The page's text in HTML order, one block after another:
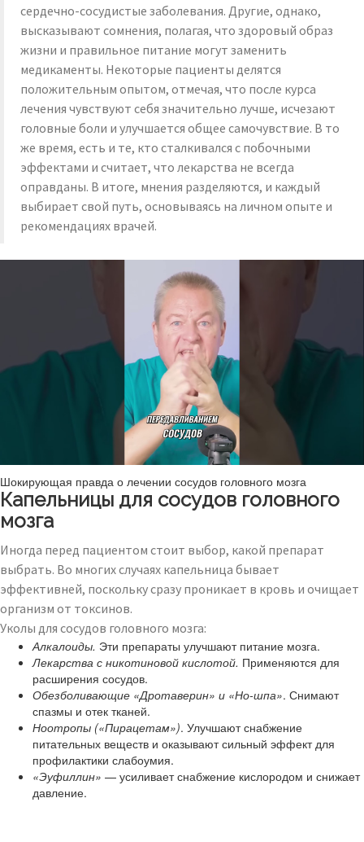
сердечно-сосудистые заболевания. Другие, однако,
высказывают сомнения, полагая, что здоровый образ
жизни и правильное питание могут заменить
медикаменты. Некоторые пациенты делятся
положительным опытом, отмечая, что после курса
лечения чувствуют себя значительно лучше, исчезают
головные боли и улучшается общее самочувствие. В то
же время, есть и те, кто сталкивался с побочными
эффектами и считает, что лекарства не всегда
оправданы. В итоге, мнения разделяются, и каждый
выбирает свой путь, основываясь на личном опыте и
рекомендациях врачей.
Шокирующая правда о лечении сосудов головного мозга
Капельницы для сосудов головного
мозга
Иногда перед пациентом стоит выбор, какой препарат
выбрать. Во многих случаях капельница бывает
эффективней, поскольку сразу проникает в кровь и очищает
организм от токсинов.
Уколы для сосудов головного мозга:
Алкалоиды. Эти препараты улучшают питание мозга.
Лекарства с никотиновой кислотой. Применяются для
расширения сосудов.
Обезболивающие «Дротаверин» и «Но-шпа». Снимают
спазмы и отек тканей.
Ноотропы («Пирацетам»). Улучшают снабжение
питательных веществ и оказывают сильный эффект для
профилактики слабоумия.
«Эуфиллин» — усиливает снабжение кислородом и снижает
давление.